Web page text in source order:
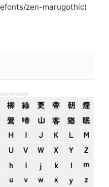
zen-marugothic)